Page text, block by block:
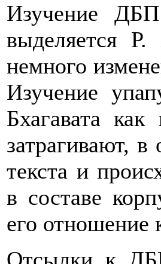
Изучение
выделяется
немного
Изучение
Бхагавата
затрагивают,
текста и
в составе
его